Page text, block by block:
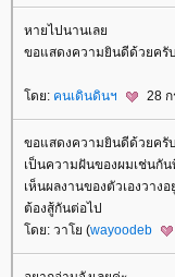
หายไปนานเล
ขอแสดงความยินดีด้วยครับ
ดย: คนเดินดินฯ 28
ขอแสดงความยินดีด้วยครับ
เป็นความฝันของผมเช่นกัน
เห็นผลงานของตัวเองวาง
ต้องสู้กันต่อไป
ดย: วาโย (wayoodeb